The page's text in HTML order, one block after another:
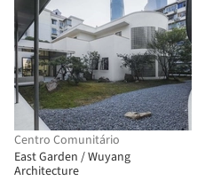
Centro Comunitário
East Garden / Wuyang
Architecture